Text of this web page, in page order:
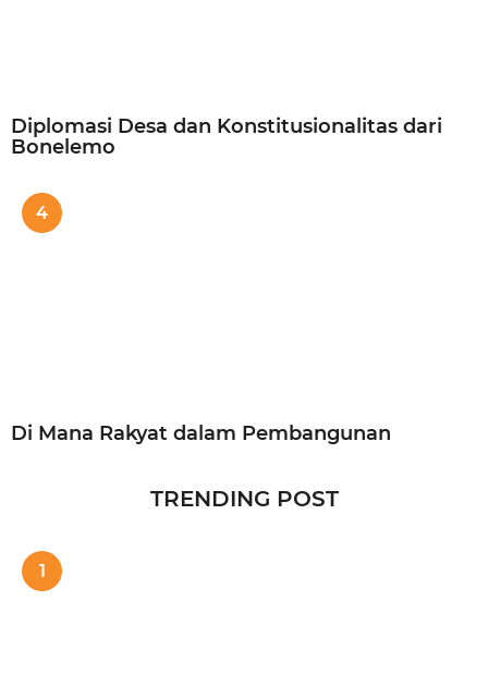
Diplomasi Desa dan Konstitusionalitas dari
Bonelemo
4
Di Mana Rakyat dalam Pembangunan
TRENDING POST
1